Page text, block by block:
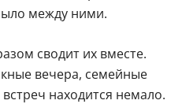
между ними.
сводит их вместе.
вечера, семейные
находится немало.